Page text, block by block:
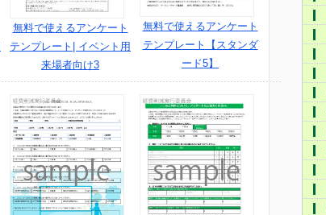
無料で使えるアンケート
テンプレート| イベント用
来場者向け3
無料で使えるアンケート
テンプレート【スタンダ
ード5】